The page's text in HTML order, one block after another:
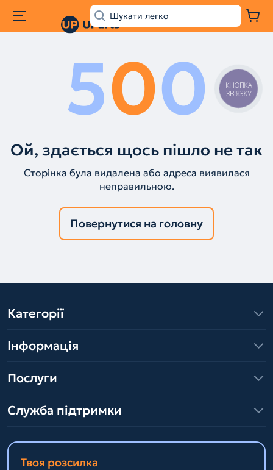
500
Ой, здається щось пішло не так
Сторінка була видалена або адреса виявилася
неправильною.
Повернутися на головну
Категорії
Інформація
Послуги
Служба підтримки
Твоя розсилка
КНОПКА
ЗВ'ЯЗКУ